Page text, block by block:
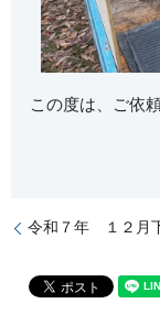
この度は、ご依
令和７年 １２月